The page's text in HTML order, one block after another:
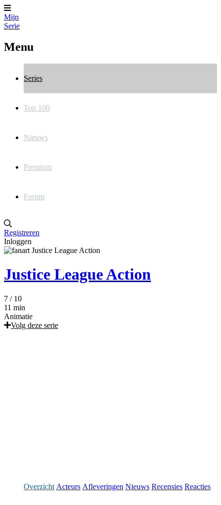
Mijn
Serie
Menu
Series
Top 100
Nieuws
Premium
Forum
Registreren
Inloggen
Justice League Action
7 / 10
11 min
Animatie
Volg deze serie
Overzicht Acteurs Afleveringen Nieuws Recensies Reacties